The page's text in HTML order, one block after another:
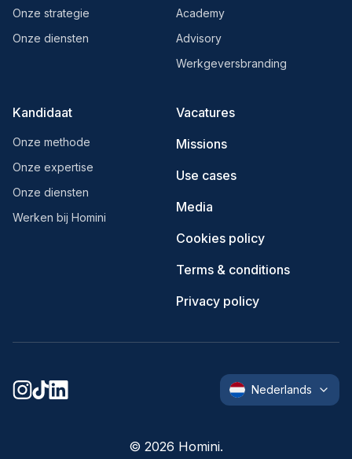
Onze strategie
Onze diensten
Academy
Advisory
Werkgeversbranding
Kandidaat
Onze methode
Onze expertise
Onze diensten
Werken bij Homini
Vacatures
Missions
Use cases
Media
Cookies policy
Terms & conditions
Privacy policy
© 2026 Homini.
Nederlands